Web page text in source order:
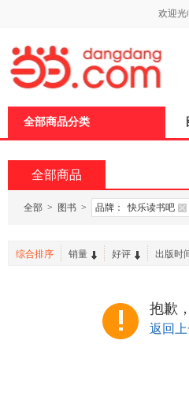
欢迎光
全部商品分类
全部商品
全部 > 图书 > 品牌： 快乐读书吧
综合排序 销量 好评 出版时
抱歉
返回
页
加